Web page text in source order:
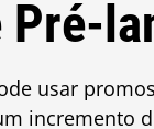
usar
incremento